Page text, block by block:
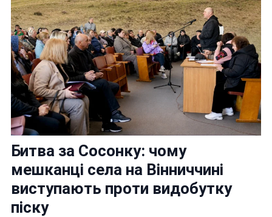
Битва за Сосонку: чому
мешканці села на Вінниччині
виступають проти видобутку
піску